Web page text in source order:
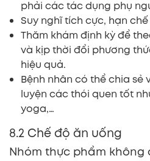
phải các tác dụng phụ
Suy nghĩ tích cực, hạn
Thăm khám định kỳ để
và kịp thời đổi phương
hiệu quả.
Bệnh nhân có thể chia sẻ
luyện các thói quen tốt
yoga,…
8.2 Chế độ ăn uống
Nhóm thực phẩm không